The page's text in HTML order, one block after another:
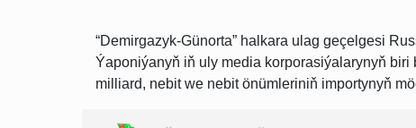
“Demirgazyk-Günorta” halkara ulag geçelgesi
Ýaponiýanyň iň uly media korporasiýalarynyň
milliard, nebit we nebit önümleriniň importynyň